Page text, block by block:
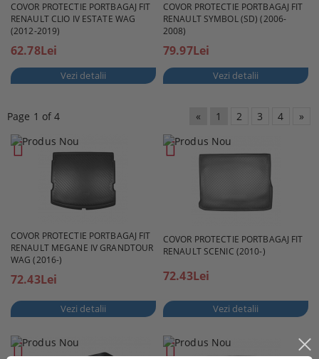
COVOR PROTECTIE PORTBAGAJ FIT
RENAULT CLIO IV ESTATE WAG
(2012-2019)
62.78Lei
Vezi detalii
COVOR PROTECTIE PORTBAGAJ FIT
RENAULT SYMBOL (SD) (2006-
2008)
79.97Lei
Vezi detalii
Page 1 of 4 « 1 2 3 4 »
COVOR PROTECTIE PORTBAGAJ FIT
RENAULT MEGANE IV GRANDTOUR
WAG (2016-)
72.43Lei
Vezi detalii
COVOR PROTECTIE PORTBAGAJ FIT
RENAULT SCENIC (2010-)
72.43Lei
Vezi detalii